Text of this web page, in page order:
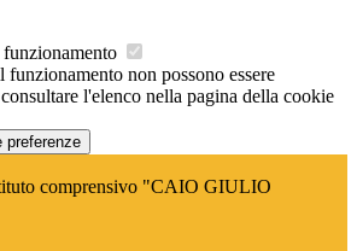
funzionamento non possono essere
l'elenco nella pagina della cookie
preferenze
comprensivo "CAIO GIULIO